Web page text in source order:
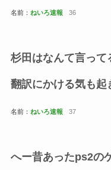
名前： ねいろ速報 36
杉田はなんて言って
翻訳にかける気も
名前： ねいろ速報 37
へー昔あったps2の